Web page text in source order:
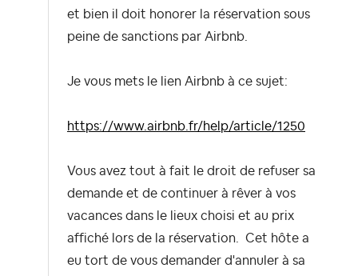
et bien il doit honorer la réservation sous
peine de sanctions par Airbnb.
Je vous mets le lien Airbnb à ce sujet:
https://www.airbnb.fr/help/article/1250
Vous avez tout à fait le droit de refuser sa
demande et de continuer à rêver à vos
vacances dans le lieux choisi et au prix
affiché lors de la réservation. Cet hôte a
eu tort de vous demander d'annuler à sa